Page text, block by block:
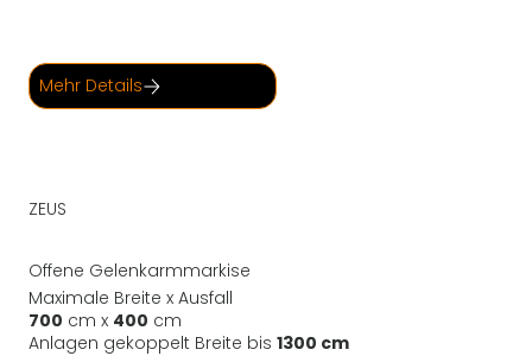
Mehr Details
ZEUS
Offene Gelenkarmmarkise
Maximale Breite x Ausfall
700 cm x 400 cm
Anlagen gekoppelt Breite bis 1300 cm